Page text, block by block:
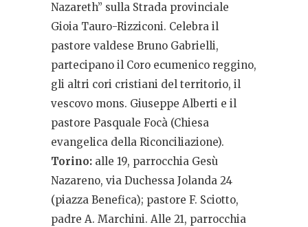
Nazareth” sulla Strada provinciale
Gioia Tauro-Rizziconi. Celebra il
pastore valdese Bruno Gabrielli,
partecipano il Coro ecumenico reggino,
gli altri cori cristiani del territorio, il
vescovo mons. Giuseppe Alberti e il
pastore Pasquale Focà (Chiesa
evangelica della Riconciliazione).
Torino: alle 19, parrocchia Gesù
Nazareno, via Duchessa Jolanda 24
(piazza Benefica); pastore F. Sciotto,
padre A. Marchini. Alle 21, parrocchia